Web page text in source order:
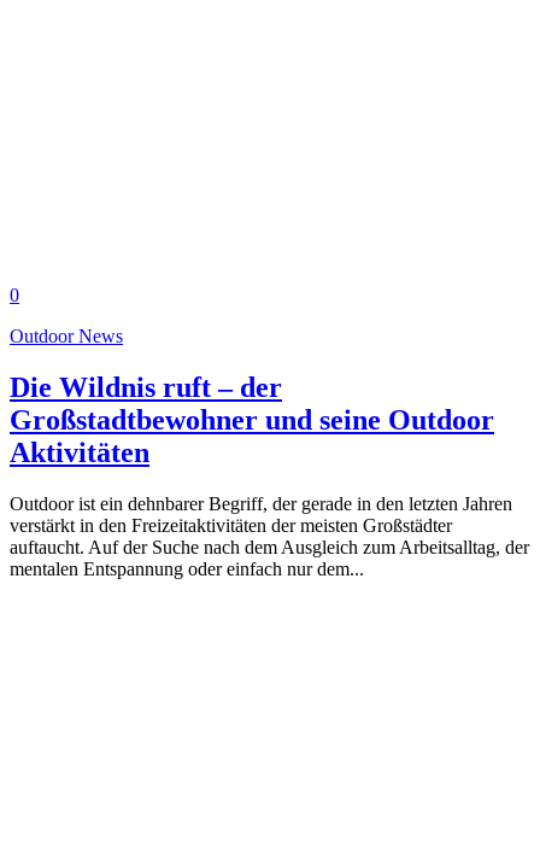
0
Outdoor News
Die Wildnis ruft – der
Großstadtbewohner und seine Outdoor
Aktivitäten
Outdoor ist ein dehnbarer Begriff, der gerade in den letzten Jahren
verstärkt in den Freizeitaktivitäten der meisten Großstädter
auftaucht. Auf der Suche nach dem Ausgleich zum Arbeitsalltag, der
mentalen Entspannung oder einfach nur dem...